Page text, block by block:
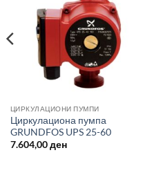
ЦИРКУЛАЦИОНИ ПУМПИ
Циркулациона пумпа
GRUNDFOS UPS 25-60
7.604,00ден